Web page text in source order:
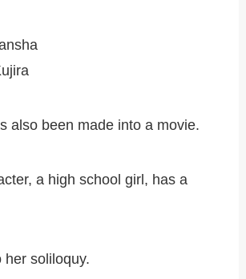
also been made into a movie.
a high school girl, has a
her soliloquy.